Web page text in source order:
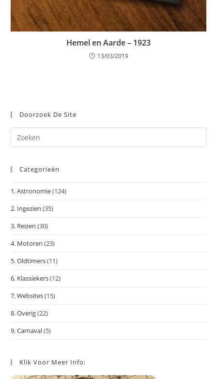
Hemel en Aarde – 1923
13/03/2019
Doorzoek De Site
op
Categorieën
1. Astronomie(124)
2. Ingezien (35)
3. Reizen (30)
4. Motoren (23)
5. Oldtimers(11)
6. Klassiekers(12)
7. Websites(15)
8. Overig(22)
9. Carnaval(5)
Klik Voor Meer Info: